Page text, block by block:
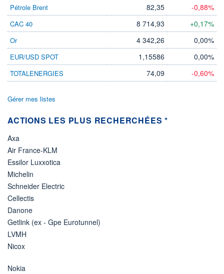
Pétrole Brent
82,35 -0,88%
CAC 40 8 714,93 +0,17%
Or 4 342,26 0,00%
EUR/USD SPOT 1,15586 0,00%
TOTALENERGIES 74,09 -0,60%
Gérer mes listes
ACTIONS LES PLUS RECHERCHÉES *
Axa
Air France-KLM
Essilor Luxxotica
Michelin
Schneider Electric
Cellectis
Danone
Getlink (ex - Gpe Eurotunnel)
LVMH
Nicox
Nokia